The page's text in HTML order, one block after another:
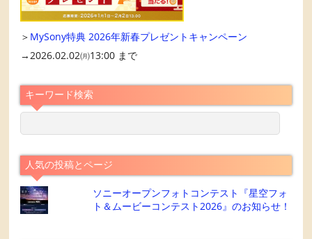
＞ MySony特典 2026年新春プレゼントキャンペーン
→2026.02.02㈪13:00 まで
キーワード検索
人気の投稿とページ
ソニーオープンフォトコンテスト『星空フォ
ト＆ムービーコンテスト2026』のお知らせ！